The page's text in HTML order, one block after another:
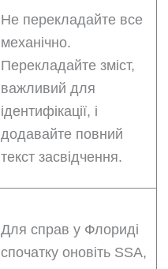
Не перекладайте все
механічно.
Перекладайте зміст,
важливий для
ідентифікації, і
додавайте повний
текст засвідчення.
Для справ у Флориді
спочатку оновіть SSA,